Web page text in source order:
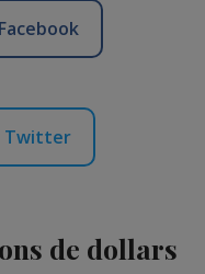
Twitter
de dollars